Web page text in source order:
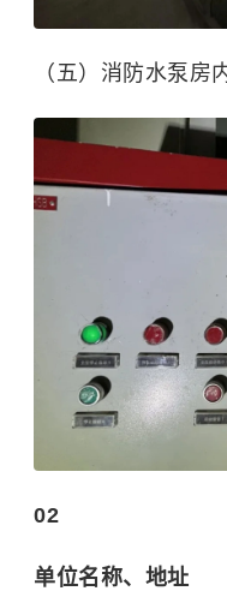
（五）消防水泵房
02
单位名称、地址